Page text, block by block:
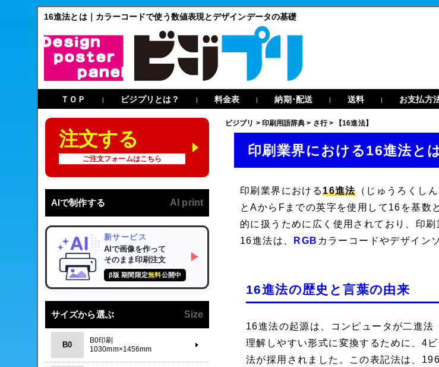
16進法とは｜カラーコードで使う数値表現とデザインデータの基礎
ＴＯＰ | ビジプリとは？ | 料金表 | 納期･配送 | 送料 | お支払方
ビジプリ > 印刷用語辞典 > さ行> 【16進法】
印刷業界における16進法と
印刷業界における16進法（じゅうろくしん
とAからFまでの英字を使用して16を基数
的に扱うために広く使用されており、印
16進法は、
RGB カラーコードやデザイン
16進法の歴史と言葉の由来
16進法の起源は、コンピュータが二進
理解しやすい形式に変換するために、4
法が採用されました。この表記法は、
注文する
ご注文フォームはこちら
AIで制作する AI print
新サービス
AIで画像を作って
そのまま印刷注文
β版 期間限定無料公開中
▶
サイズから選ぶ Size
B0
B0印刷
1030mm×1456mm